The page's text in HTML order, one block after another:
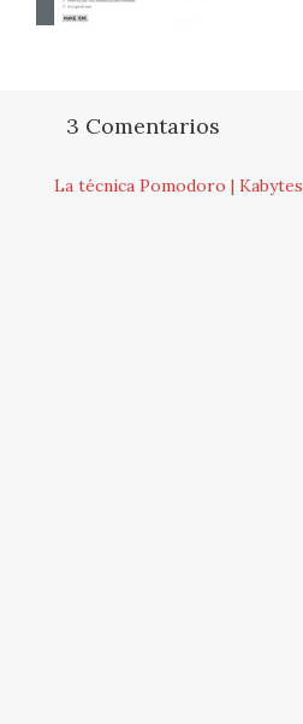
3 Comentarios
La técnica Pomodoro | Kabytes